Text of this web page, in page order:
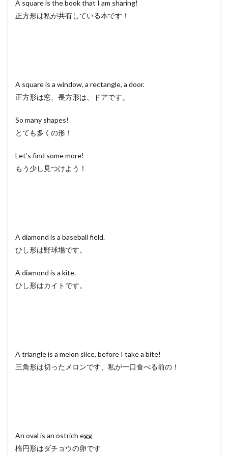
A square is the book that I am sharing!
正方形は私が共有している本です！
A square is a window, a rectangle, a door.
正方形は窓、長方形は、ドアです。
So many shapes!
とても多くの形！
Let’s find some more!
もう少し見つけよう！
A diamond is a baseball field.
ひし形は野球場です。
A diamond is a kite.
ひし形はカイトです。
A triangle is a melon slice, before I take a bite!
三角形は切ったメロンです、私が一口食べる前の！
An oval is an ostrich egg
楕円形はダチョウの卵です